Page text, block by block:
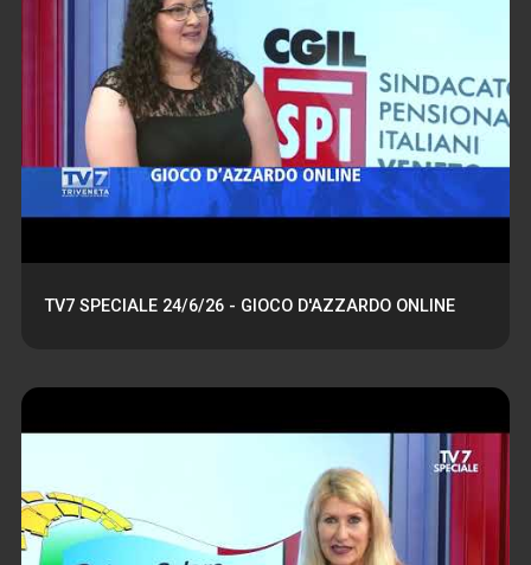
TV7 SPECIALE 24/6/26 - GIOCO D'AZZARDO ONLINE